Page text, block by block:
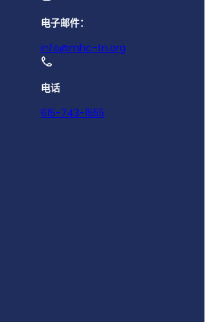
电子邮件：
info@mhc-tn.org
电话
615-743-1555